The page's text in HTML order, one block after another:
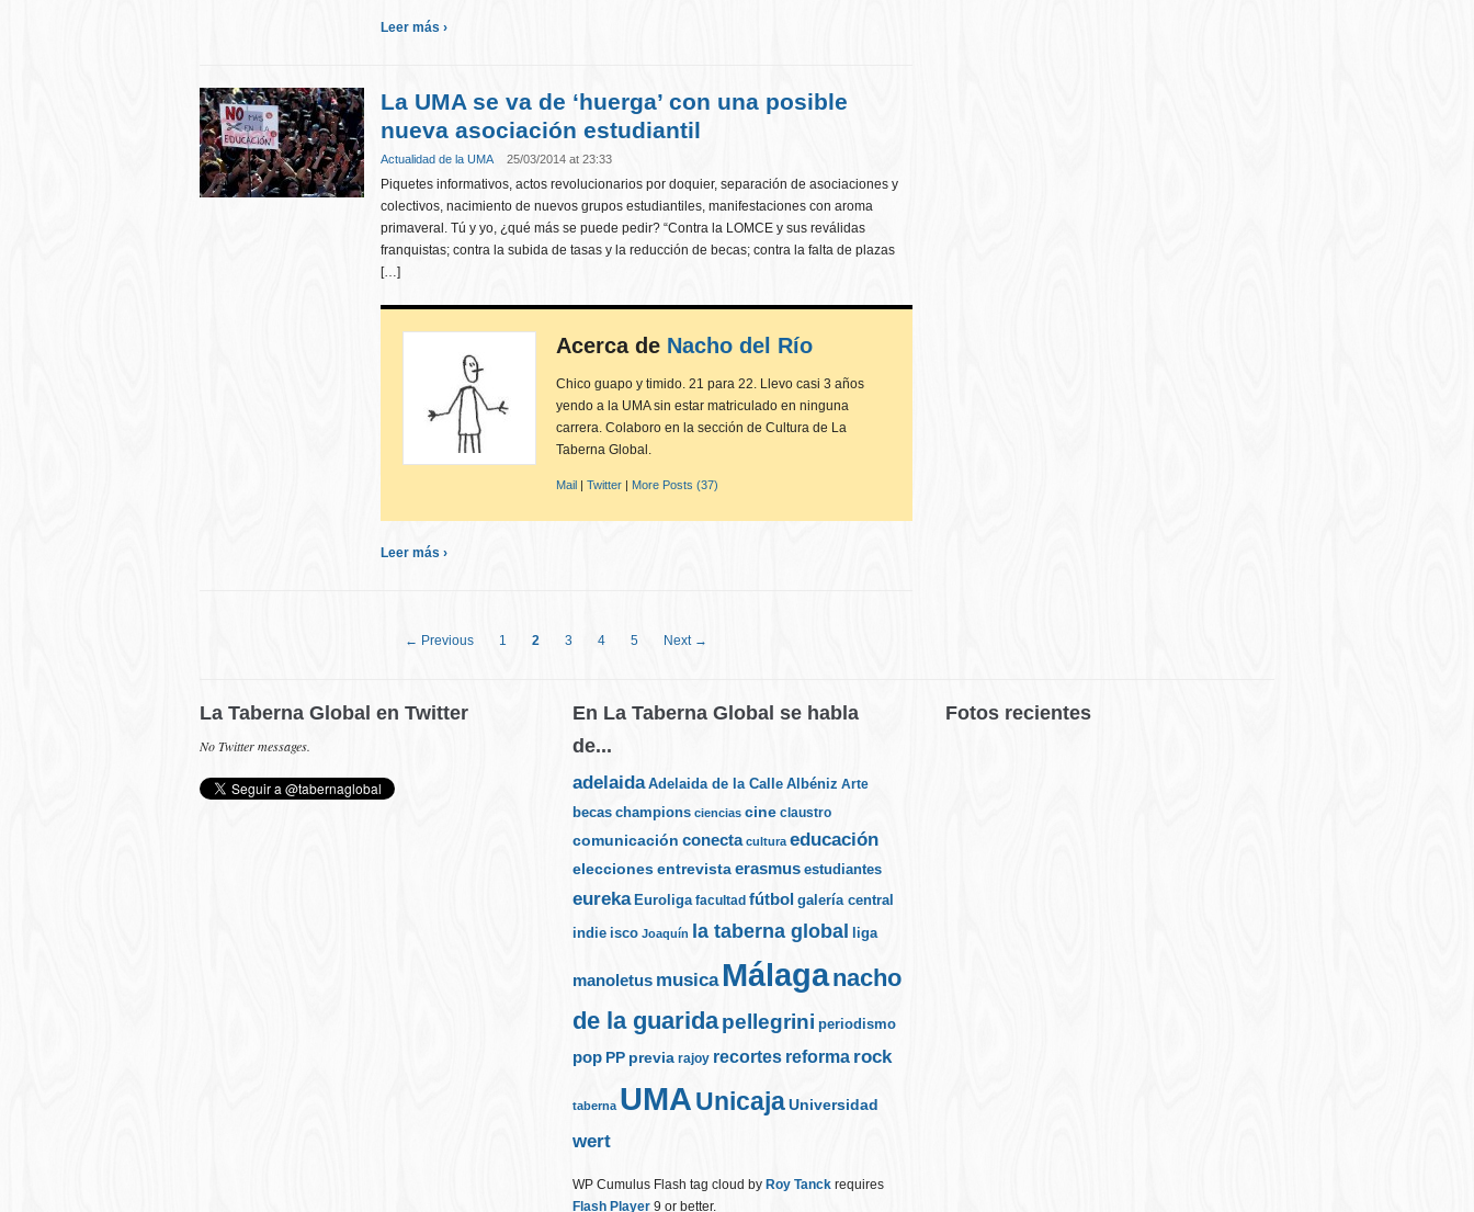
Leer más ›
La UMA se va de ‘huerga’ con una posible
nueva asociación estudiantil
Actualidad de la UMA 25/03/2014 at 23:33
Piquetes informativos, actos revolucionarios por doquier, separación de asociaciones y
colectivos, nacimiento de nuevos grupos estudiantiles, manifestaciones con aroma
primaveral. Tú y yo, ¿qué más se puede pedir? “Contra la LOMCE y sus reválidas
franquistas; contra la subida de tasas y la reducción de becas; contra la falta de plazas
[…]
Acerca de Nacho del Río
Chico guapo y timido. 21 para 22. Llevo casi 3 años
yendo a la UMA sin estar matriculado en ninguna
carrera. Colaboro en la sección de Cultura de La
Taberna Global.
Mail | Twitter | More Posts (37)
Leer más ›
← Previous 1 2 3 4 5 Next →
La Taberna Global en Twitter
No Twitter messages.
En La Taberna Global se habla
de...
adelaida Adelaida de la Calle Albéniz Arte
becas champions ciencias cine claustro
comunicación conecta cultura educación
elecciones entrevista erasmus estudiantes
eureka Euroliga facultad fútbol galería central
indie isco Joaquín la taberna global liga
manoletus musica Málaganacho
de la guaridapellegrini periodismo
pop PP previa rajoy recortes reforma rock
taberna UMA UnicajaUniversidad
wert
WP Cumulus Flash tag cloud by Roy Tanck requires
Flash Player 9 or better.
Fotos recientes